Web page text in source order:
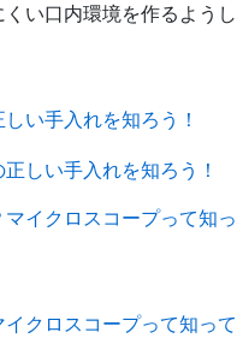
い口内環境を作るようし
い手入れを知ろう！
クロスコープって知って